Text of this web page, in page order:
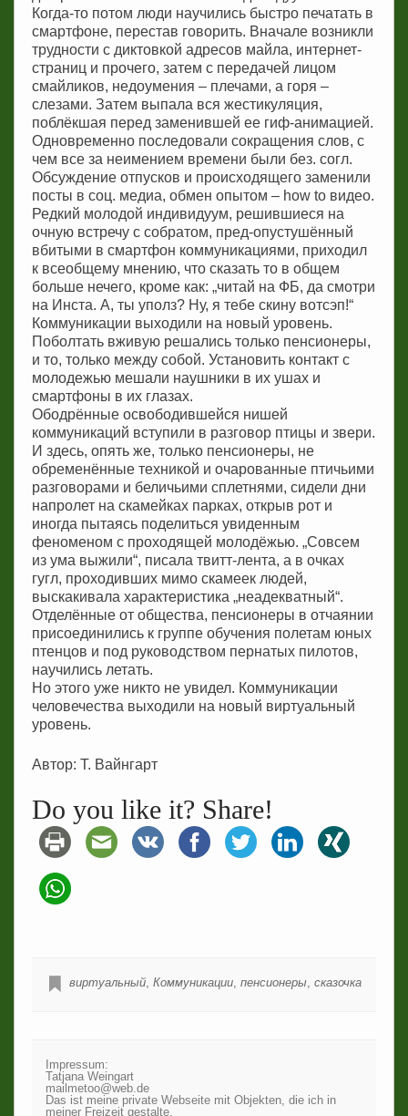
Когда-то потом люди научились быстро печатать в
смартфоне, перестав говорить. Вначале возникли
трудности с диктовкой адресов майла, интернет-
страниц и прочего, затем с передачей лицом
смайликов, недоумения – плечами, а горя –
слезами. Затем выпала вся жестикуляция,
поблёкшая перед заменившей ее гиф-анимацией.
Одновременно последовали сокращения слов, с
чем все за неимением времени были без. согл.
Обсуждение отпусков и происходящего заменили
посты в соц. медиа, обмен опытом – how to видео.
Редкий молодой индивидуум, решившиеся на
очную встречу с собратом, пред-опустушённый
вбитыми в смартфон коммуникациями, приходил
к всеобщему мнению, что сказать то в общем
больше нечего, кроме как: „читай на ФБ, да смотри
на Инста. А, ты уполз? Ну, я тебе скину вотсэп!“
Коммуникации выходили на новый уровень.
Поболтать вживую решались только пенсионеры,
и то, только между собой. Установить контакт с
молодежью мешали наушники в их ушах и
смартфоны в их глазах.
Ободрённые освободившейся нишей
коммуникаций вступили в разговор птицы и звери.
И здесь, опять же, только пенсионеры, не
обременённые техникой и очарованные птичьими
разговорами и беличьими сплетнями, сидели дни
напролет на скамейках парках, открыв рот и
иногда пытаясь поделиться увиденным
феноменом с проходящей молодёжью. „Совсем
из ума выжили“, писала твитт-лента, а в очках
гугл, проходивших мимо скамеек людей,
выскакивала характеристика „неадекватный“.
Отделённые от общества, пенсионеры в отчаянии
присоединились к группе обучения полетам юных
птенцов и под руководством пернатых пилотов,
научились летать.
Но этого уже никто не увидел. Коммуникации
человечества выходили на новый виртуальный
уровень.
Автор: Т. Вайнгарт
Do you like it? Share!
виртуальный, Коммуникации, пенсионеры, сказочка
Impressum:
Tatjana Weingart
mailmetoo@web.de
Das ist meine private Webseite mit Objekten, die ich in
meiner Freizeit gestalte.